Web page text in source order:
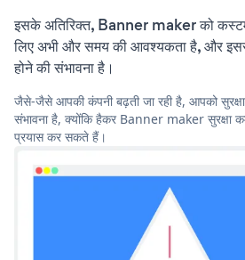
इसके अतिरिक्त, Banner maker को
लिए अभी और समय की आवश्यकता है, और
होने की संभावना है।
जैसे-जैसे आपकी कंपनी बढ़ती जा रही है, आपको
संभावना है, क्योंकि हैकर Banner maker सुरक्षा
प्रयास कर सकते हैं।